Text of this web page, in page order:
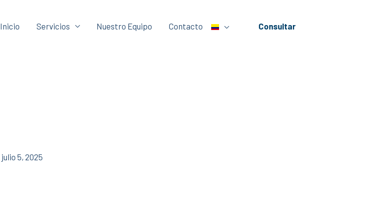
Inicio Servicios Nuestro Equipo Contacto Consultar
julio 5, 2025